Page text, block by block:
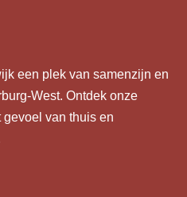
een plek van samenzijn en
West. Ontdek onze
van thuis en